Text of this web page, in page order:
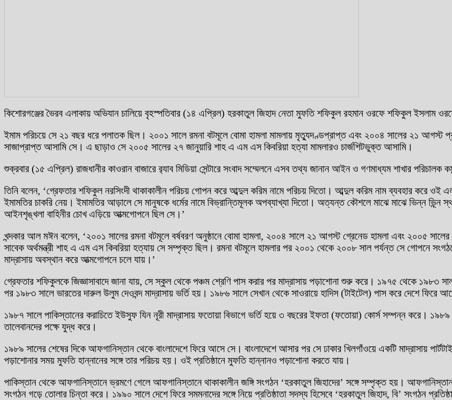
কিশোরগঞ্জের ভৈরব এলাকায় অভিযান চালিয়ে বৃহস্পতিবার (১৪ এপ্রিল) হরকাতুল জিহাদ নেতা মুফতি শফিকুল রহমান ওরফে শফিকুল ইসলাম
ইমাম পরিচয়ে সে ২১ বছর ধরে পলাতক ছিল। ২০০১ সালে রমনা বটমূলে বোমা হামলা মামলায় মৃত্যুদণ্ডপ্রাপ্ত এবং ২০০৪ সালের ২১ আগস্ট
সাজাপ্রাপ্ত আসামি সে। এ ছাড়াও সে ২০০৫ সালের ২৭ জানুয়ারি শাহ এ এম এস কিবরিয়া হত্যা মামলারও চার্জশিটভুক্ত আসামি।
শুক্রবার (১৫ এপ্রিল) রাজধানীর কাওরান বাজারে র‌্যাব মিডিয়া সেন্টারে সংবাদ সম্মেলনে এসব তথ্য জানান আইন ও গণমাধ্যম শাখার পরিচালক
তিনি বলেন, ‘গ্রেফতার শফিকুল নরসিংদী থাকাকালীন পরিচয় গোপন করে আব্দুল করিম নামে পরিচয় দিতো। আব্দুল করিম নাম ব্যবহার করে ওই
ইমামতির চাকরি নেয়। ইমামতির আড়ালে সে মানুষকে ধর্মের নামে বিভ্রান্তিমূলক অপব্যাখ্যা দিতো। অত্যন্ত কৌশলে মাঝে মাঝে ভিন্ন ভ্ন্নি
আইনশৃঙ্খলা বাহিনীর চোখ এড়িয়ে আত্মগোপনে ছিল সে।’
খন্দকার আল মঈন বলেন, ‘২০০১ সালের রমনা বটমূলে বর্ষবরণ অনুষ্ঠানে বোমা হামলা, ২০০৪ সালে ২১ আগস্ট গ্রেনেড হামলা এবং ২০০৫ সালের
সাবেক অর্থমন্ত্রী শাহ এ এম এস কিবরিয়া হত্যায় সে সম্পৃক্ত ছিল। রমনা বটমূলে হামলার পর ২০০১ থেকে ২০০৮ সাল পর্যন্ত সে গোপনে
মাদ্রাসায় অবস্থান করে আত্মগোপনে চলে যায়।’
গ্রেফতার শফিকুলকে জিজ্ঞাসাবাদে জানা যায়, সে স্কুল থেকে পঞ্চম শ্রেণি পাস করার পর মাদ্রাসায় পড়াশোনা শুরু করে। ১৯৭৫ থেকে ১৯৮৩ সাল
পর ১৯৮৩ সালে ভারতের দারুল উলুম দেওবন্দ মাদ্রাসায় ভর্তি হয়। ১৯৮৬ সালে সেখান থেকে সাওরায়ে হাদিস (টাইটেল) পাস করে দেশে ফিরে
১৯৮৭ সালে পাকিস্তানের করাচিতে ইউসুফ যিন নূরী মাদ্রাসায় ফতোয়া বিভাগে ভর্তি হয়ে ৩ বছরের ইফতা (ফতোয়া) কোর্স সম্পন্ন করে।
তালেবানদের পক্ষে যুদ্ধ করে।
১৯৮৯ সালের শেষের দিকে আফগানিস্তান থেকে বাংলাদেশে ফিরে আসে সে। বাংলাদেশে আসার পর সে ঢাকার খিলগাঁওয়ে একটি মাদ্রাসায়
পড়াশোনার সময় মুফতি হান্নানের সঙ্গে তার পরিচয় হয়। ওই প্রতিষ্ঠানে মুফতি হান্নানও পড়াশোনা করতে যায়।
পাকিস্তান থেকে আফগানিস্তানে ভ্রমণে গেলে আফগানিস্তানে থাকাকালীন জঙ্গি সংগঠন ‘হরকাতুল জিহাদের’ সঙ্গে সম্পৃক্ত হয়।
সংগঠন গড়ে তোলার চিন্তা করে। ১৯৯০ সালে দেশে ফিরে সমমনাদের সঙ্গে নিয়ে প্রতিষ্ঠাতা সদস্য হিসেবে ‘হরকাতুল জিহাদ, বি’ সংগঠন